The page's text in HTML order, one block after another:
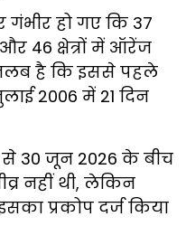
गंभीर हो गए कि 37
और 46 क्षेत्रों में ऑरेंज
है कि इससे पहले
2006 में 21 दिन
से 30 जून 2026 के बीच
नहीं थी, लेकिन
प्रकोप दर्ज किया